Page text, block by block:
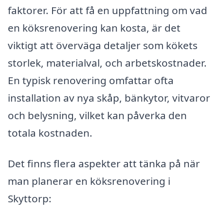
faktorer. För att få en uppfattning om vad
en köksrenovering kan kosta, är det
viktigt att överväga detaljer som kökets
storlek, materialval, och arbetskostnader.
En typisk renovering omfattar ofta
installation av nya skåp, bänkytor, vitvaror
och belysning, vilket kan påverka den
totala kostnaden.
Det finns flera aspekter att tänka på när
man planerar en köksrenovering i
Skyttorp: